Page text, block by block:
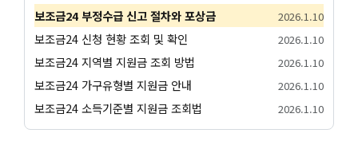
보조금24 부정수급 신고 절차와 포상금 2026.1.10
보조금24 신청 현황 조회 및 확인 2026.1.10
보조금24 지역별 지원금 조회 방법 2026.1.10
보조금24 가구유형별 지원금 안내 2026.1.10
보조금24 소득기준별 지원금 조회법 2026.1.10